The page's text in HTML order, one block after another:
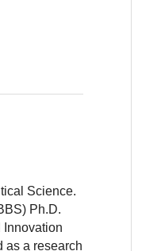
Science.
Ph.D.
Innovation
as a research